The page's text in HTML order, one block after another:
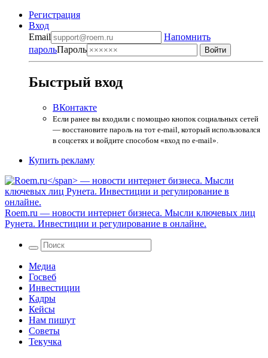
Регистрация
Вход
Email
Напомнить
парольПароль
Быстрый вход
ВКонтакте
Если ранее вы входили с помощью кнопок социальных сетей
— восстановите пароль на тот e-mail, который использовался
в соцсетях и войдите способом «вход по e-mail».
Купить рекламу
Roem.ru — новости интернет бизнеса. Мысли ключевых лиц
Рунета. Инвестиции и регулирование в онлайне.
Медиа
Госвеб
Инвестиции
Кадры
Кейсы
Нам пишут
Советы
Текучка